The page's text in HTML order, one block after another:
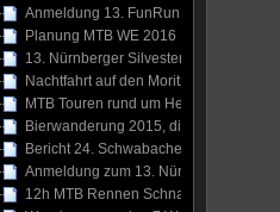
Anmeldung 13. FunRun Südwest
Planung MTB WE 2016
13. Nürnberger Silvesterlauf kurz vor
Nachtfahrt auf den Moritzberg
MTB Touren rund um Heiligenstadt
Bierwanderung 2015, die dritte
Bericht 24. Schwabacher Citylauf
Anmeldung zum 13. Nürnberger
12h MTB Rennen Schnaittach – 2016